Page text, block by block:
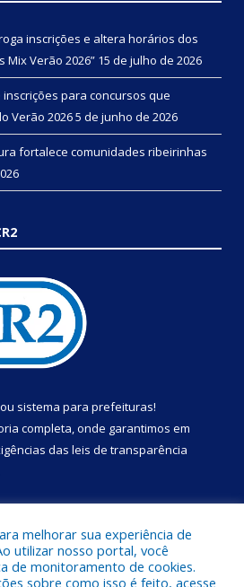
inscrições e altera horários dos
Mix Verão 2026” 15 de julho de 2026
para concursos que
Verão 20265 de junho de 2026
fortalece comunidades ribeirinhas
ou sistema para prefeituras!
completa, onde garantimos em
das leis de transparência
melhorar sua experiência de
utilizar nosso portal, você
de monitoramento de cookies.
sobre como isso é feito, acesse